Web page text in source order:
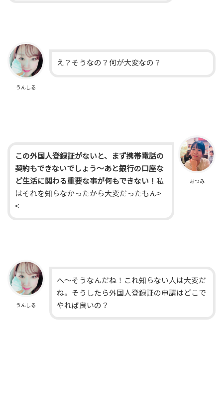
うんしる
え？そうなの？何が大変なの？
あつみ
この外国人登録証がないと、まず携帯電話の
契約もできないでしょう〜あと銀行の口座な
ど生活に関わる重要な事が何もできない！ 私
はそれを知らなかったから大変だったもん>
<
うんしる
へ〜そうなんだね！これ知らない人は大変だ
ね。そうしたら外国人登録証の申請はどこで
やれば良いの？